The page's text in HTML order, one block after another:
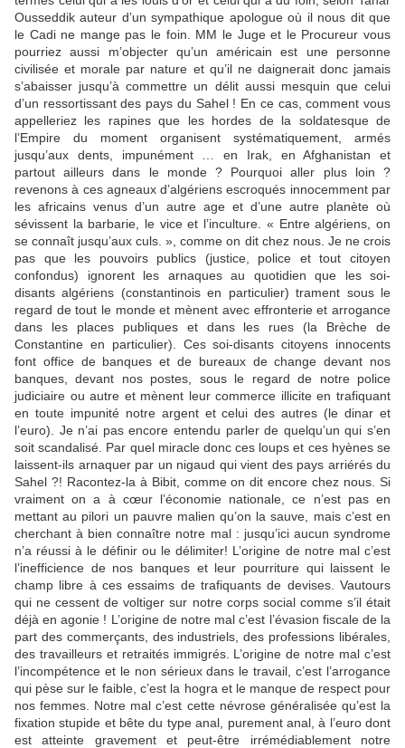
Ousseddik auteur d’un sympathique apologue où il nous dit que
le Cadi ne mange pas le foin. MM le Juge et le Procureur vous
pourriez aussi m’objecter qu’un américain est une personne
civilisée et morale par nature et qu’il ne daignerait donc jamais
s’abaisser jusqu’à commettre un délit aussi mesquin que celui
d’un ressortissant des pays du Sahel ! En ce cas, comment vous
appelleriez les rapines que les hordes de la soldatesque de
l’Empire du moment organisent systématiquement, armés
jusqu’aux dents, impunément … en Irak, en Afghanistan et
partout ailleurs dans le monde ? Pourquoi aller plus loin ?
revenons à ces agneaux d’algériens escroqués innocemment par
les africains venus d’un autre age et d’une autre planète où
sévissent la barbarie, le vice et l’inculture. « Entre algériens, on
se connaît jusqu’aux culs. », comme on dit chez nous. Je ne crois
pas que les pouvoirs publics (justice, police et tout citoyen
confondus) ignorent les arnaques au quotidien que les soi-
disants algériens (constantinois en particulier) trament sous le
regard de tout le monde et mènent avec effronterie et arrogance
dans les places publiques et dans les rues (la Brèche de
Constantine en particulier). Ces soi-disants citoyens innocents
font office de banques et de bureaux de change devant nos
banques, devant nos postes, sous le regard de notre police
judiciaire ou autre et mènent leur commerce illicite en trafiquant
en toute impunité notre argent et celui des autres (le dinar et
l’euro). Je n’ai pas encore entendu parler de quelqu’un qui s’en
soit scandalisé. Par quel miracle donc ces loups et ces hyènes se
laissent-ils arnaquer par un nigaud qui vient des pays arriérés du
Sahel ?! Racontez-la à Bibit, comme on dit encore chez nous. Si
vraiment on a à cœur l’économie nationale, ce n’est pas en
mettant au pilori un pauvre malien qu’on la sauve, mais c’est en
cherchant à bien connaître notre mal : jusqu’ici aucun syndrome
n’a réussi à le définir ou le délimiter! L’origine de notre mal c’est
l’inefficience de nos banques et leur pourriture qui laissent le
champ libre à ces essaims de trafiquants de devises. Vautours
qui ne cessent de voltiger sur notre corps social comme s’il était
déjà en agonie ! L’origine de notre mal c’est l’évasion fiscale de la
part des commerçants, des industriels, des professions libérales,
des travailleurs et retraités immigrés. L’origine de notre mal c’est
l’incompétence et le non sérieux dans le travail, c’est l’arrogance
qui pèse sur le faible, c’est la hogra et le manque de respect pour
nos femmes. Notre mal c’est cette névrose généralisée qu’est la
fixation stupide et bête du type anal, purement anal, à l’euro dont
est atteinte gravement et peut-être irrémédiablement notre